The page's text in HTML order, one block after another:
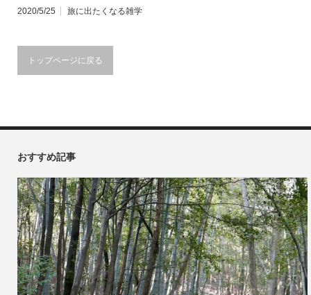
2020/5/25 旅に出たくなる雑学
トップページに戻る
おすすめ記事